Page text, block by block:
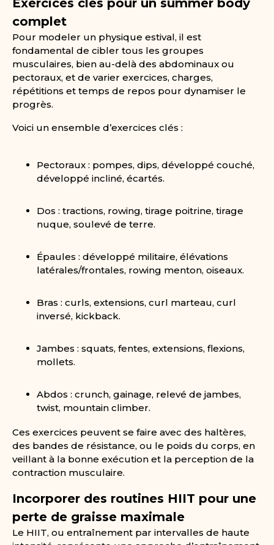
complet
Pour modeler un physique estival, il est
fondamental de cibler tous les groupes
musculaires, bien au-delà des abdominaux ou
pectoraux, et de varier exercices, charges,
répétitions et temps de repos pour dynamiser le
progrès.
Voici un ensemble d’exercices clés :
Pectoraux : pompes, dips, développé couché,
développé incliné, écartés.
Dos : tractions, rowing, tirage poitrine, tirage
nuque, soulevé de terre.
Épaules : développé militaire, élévations
latérales/frontales, rowing menton, oiseaux.
Bras : curls, extensions, curl marteau, curl
inversé, kickback.
Jambes : squats, fentes, extensions, flexions,
mollets.
Abdos : crunch, gainage, relevé de jambes,
twist, mountain climber.
Ces exercices peuvent se faire avec des haltères,
des bandes de résistance, ou le poids du corps, en
veillant à la bonne exécution et la perception de la
contraction musculaire.
Incorporer des routines HIIT pour une
perte de graisse maximale
Le HIIT, ou entraînement par intervalles de haute